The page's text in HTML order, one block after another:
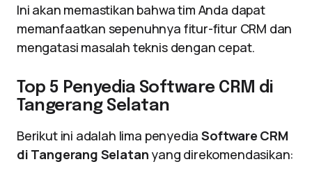
Ini akan memastikan bahwa tim Anda dapat
memanfaatkan sepenuhnya fitur-fitur CRM dan
mengatasi masalah teknis dengan cepat.
Top 5 Penyedia Software CRM di
Tangerang Selatan
Berikut ini adalah lima penyediaSoftware CRM
di Tangerang Selatan yang direkomendasikan: